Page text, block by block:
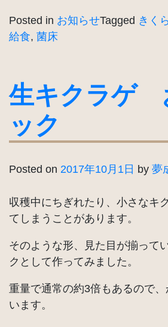
Posted in お知らせTagged きく
給食, 菌床
生キクラゲ
ック
Posted on 2017年10月1日 by 夢
収穫中にちぎれたり、小さなキ
てしまうことがあります。
そのような形、見た目が揃って
クとして作ってみました。
重量で通常の約3倍もあるので
います。